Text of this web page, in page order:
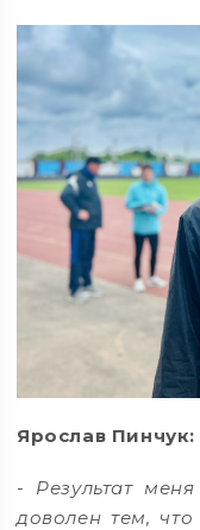
Ярослав Пинчук:
- Результат
доволен тем,